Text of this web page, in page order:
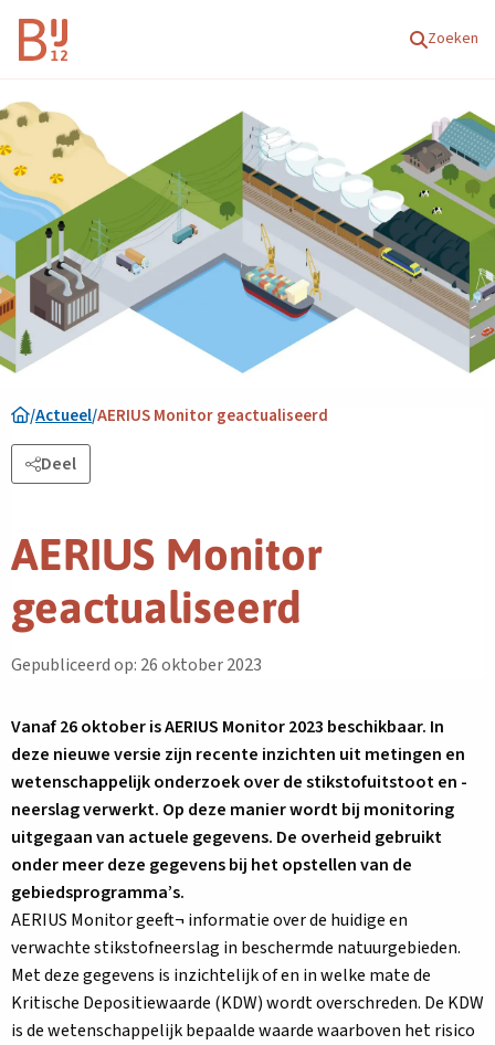
Homepagina Zoeken
/Actueel/AERIUS Monitor geactualiseerd
Deel
AERIUS Monitor
geactualiseerd
Gepubliceerd op: 26 oktober 2023
Vanaf 26 oktober is AERIUS Monitor 2023 beschikbaar. In
deze nieuwe versie zijn recente inzichten uit metingen en
wetenschappelijk onderzoek over de stikstofuitstoot en -
neerslag verwerkt. Op deze manier wordt bij monitoring
uitgegaan van actuele gegevens. De overheid gebruikt
onder meer deze gegevens bij het opstellen van de
gebiedsprogramma’s.
AERIUS Monitor geeft¬ informatie over de huidige en
verwachte stikstofneerslag in beschermde natuurgebieden.
Met deze gegevens is inzichtelijk of en in welke mate de
Kritische Depositiewaarde (KDW) wordt overschreden. De KDW
is de wetenschappelijk bepaalde waarde waarboven het risico